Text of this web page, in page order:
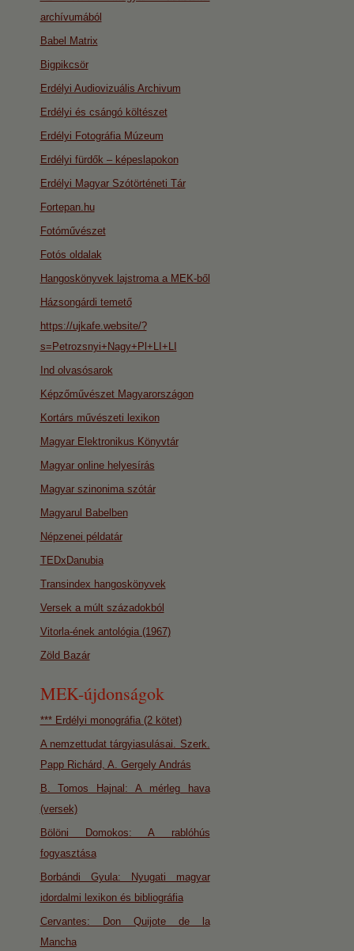
archívumából
Babel Matrix
Bigpikcsör
Erdélyi Audiovizuális Archivum
Erdélyi és csángó költészet
Erdélyi Fotográfia Múzeum
Erdélyi fürdők – képeslapokon
Erdélyi Magyar Szótörténeti Tár
Fortepan.hu
Fotóművészet
Fotós oldalak
Hangoskönyvek lajstroma a MEK-ből
Házsongárdi temető
https://ujkafe.website/?
s=Petrozsnyi+Nagy+Pl+LI+LI
Ind olvasósarok
Képzőművészet Magyarországon
Kortárs művészeti lexikon
Magyar Elektronikus Könyvtár
Magyar online helyesírás
Magyar szinonima szótár
Magyarul Babelben
Népzenei példatár
TEDxDanubia
Transindex hangoskönyvek
Versek a múlt századokból
Vitorla-ének antológia (1967)
Zöld Bazár
MEK-újdonságok
*** Erdélyi monográfia (2 kötet)
A nemzettudat tárgyiasulásai. Szerk.
Papp Richárd, A. Gergely András
B. Tomos Hajnal: A mérleg hava
(versek)
Bölöni Domokos: A rablóhús
fogyasztása
Borbándi Gyula: Nyugati magyar
idordalmi lexikon és bibliográfia
Cervantes: Don Quijote de la
Mancha